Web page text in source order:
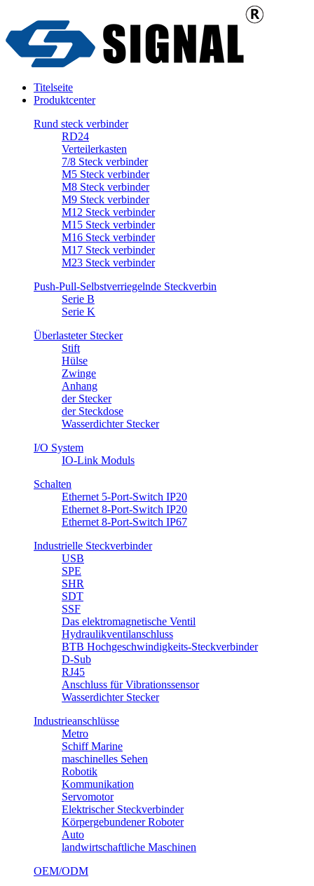
Titelseite
Produktcenter
Rund steck verbinder
RD24
Verteilerkasten
7/8 Steck verbinder
M5 Steck verbinder
M8 Steck verbinder
M9 Steck verbinder
M12 Steck verbinder
M15 Steck verbinder
M16 Steck verbinder
M17 Steck verbinder
M23 Steck verbinder
Push-Pull-Selbstverriegelnde Steckverbin
Serie B
Serie K
Überlasteter Stecker
Stift
Hülse
Zwinge
Anhang
​der Stecker
der Steckdose
Wasserdichter Stecker
I/O System
IO-Link Moduls
Schalten
Ethernet 5-Port-Switch IP20
Ethernet 8-Port-Switch IP20
Ethernet 8-Port-Switch IP67
Industrielle Steckverbinder
USB
SPE
SHR
SDT
SSF
Das elektromagnetische Ventil
Hydraulikventilanschluss
BTB Hochgeschwindigkeits-Steckverbinder
D-Sub
RJ45
Anschluss für Vibrationssensor
Wasserdichter Stecker
Industrieanschlüsse
Metro
Schiff Marine
maschinelles Sehen
Robotik
Kommunikation
Servomotor
Elektrischer Steckverbinder
Körpergebundener Roboter
Auto
landwirtschaftliche Maschinen
OEM/ODM